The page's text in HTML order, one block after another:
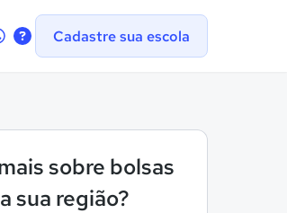
Contate-Cadastre sua escola
sobre bolsas
sua região?